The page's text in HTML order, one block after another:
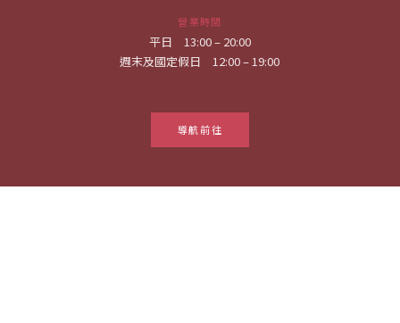
營業時間
平日 13:00 – 20:00
週末及國定假日 12:00 – 19:00
導航前往